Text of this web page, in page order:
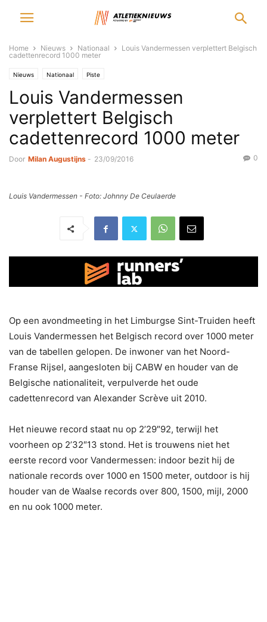
Home Nieuws Nationaal
Louis Vandermessen verplettert Belgisch
cadettenrecord 1000 meter
Nieuws Nationaal Piste
Louis Vandermessen
verplettert Belgisch
cadettenrecord 1000 meter
Door Milan Augustijns - 23/09/2016 0
Louis Vandermessen - Foto: Johnny De Ceulaerde
Op een avondmeeting in het Limburgse Sint-Truiden heeft
Louis Vandermessen het Belgisch record over 1000 meter
van de tabellen gelopen. De inwoner van het Noord-
Franse Rijsel, aangesloten bij CABW en houder van de
Belgische nationaliteit, verpulverde het oude
cadettenrecord van Alexander Scrève uit 2010.
Het nieuwe record staat nu op 2’29″92, terwijl het
voorheen op 2’32″13 stond. Het is trouwens niet het
eerste record voor Vandermessen: indoor bezit hij de
nationale records over 1000 en 1500 meter, outdoor is hij
houder van de Waalse records over 800, 1500, mijl, 2000
en nu ook 1000 meter.